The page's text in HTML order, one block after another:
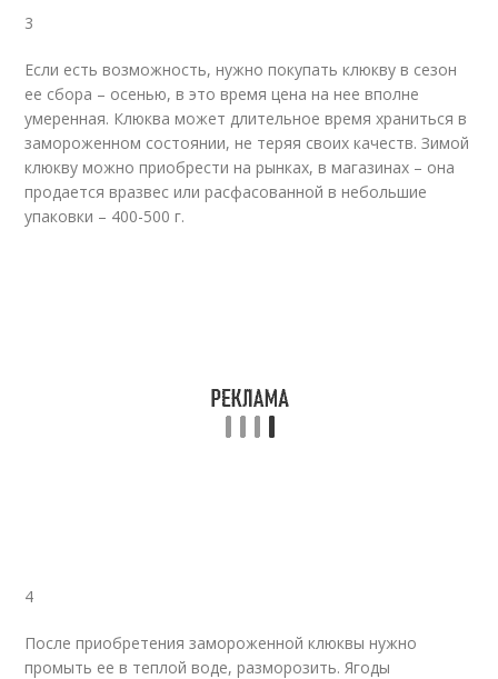
3
Если есть возможность, нужно покупать клюкву в сезон
ее сбора – осенью, в это время цена на нее вполне
умеренная. Клюква может длительное время храниться в
замороженном состоянии, не теряя своих качеств. Зимой
клюкву можно приобрести на рынках, в магазинах – она
продается вразвес или расфасованной в небольшие
упаковки – 400-500 г.
4
После приобретения замороженной клюквы нужно
промыть ее в теплой воде, разморозить. Ягоды